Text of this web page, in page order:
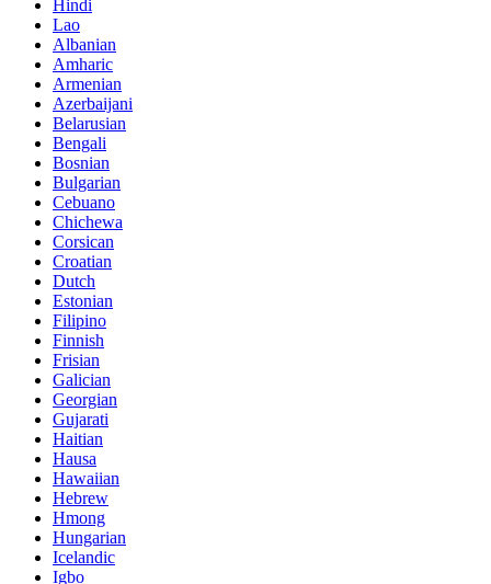
Hindi
Lao
Albanian
Amharic
Armenian
Azerbaijani
Belarusian
Bengali
Bosnian
Bulgarian
Cebuano
Chichewa
Corsican
Croatian
Dutch
Estonian
Filipino
Finnish
Frisian
Galician
Georgian
Gujarati
Haitian
Hausa
Hawaiian
Hebrew
Hmong
Hungarian
Icelandic
Igbo